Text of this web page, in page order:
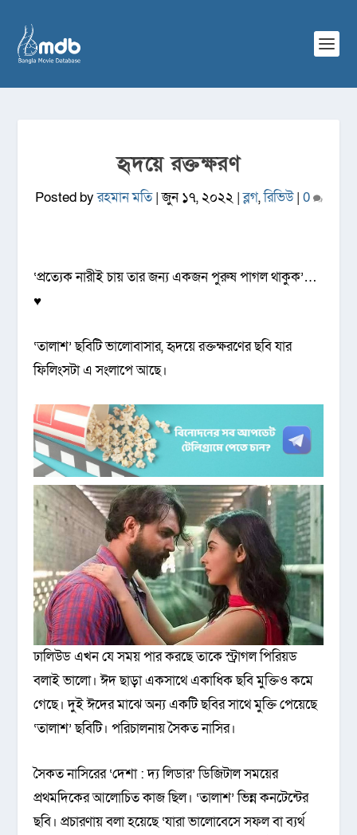
হৃদয়ে রক্তক্ষরণ
Posted byরহমান মতি|জুন ১৭, ২০২২ |ব্লগ,রিভিউ| 0
‘প্রত্যেক নারীই চায় তার জন্য একজন পুরুষ পাগল থাকুক’…
♥
‘তালাশ’ ছবিটি ভালোবাসার, হৃদয়ে রক্তক্ষরণের ছবি যার
ফিলিংসটা এ সংলাপে আছে।
ঢালিউড এখন যে সময় পার করছে তাকে স্ট্রাগল পিরিয়ড
বলাই ভালো। ঈদ ছাড়া একসাথে একাধিক ছবি মুক্তিও কমে
গেছে। দুই ঈদের মাঝে অন্য একটি ছবির সাথে মুক্তি পেয়েছে
‘তালাশ’ ছবিটি। পরিচালনায় সৈকত নাসির।
সৈকত নাসিরের ‘দেশা : দ্য লিডার’ ডিজিটাল সময়ের
প্রথমদিকের আলোচিত কাজ ছিল। ‘তালাশ’ ভিন্ন কনটেন্টের
ছবি। প্রচারণায় বলা হয়েছে ‘যারা ভালোবেসে সফল বা ব্যর্থ